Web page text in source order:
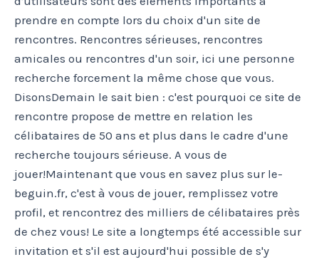
prendre en compte lors du choix d'un site de
rencontres. Rencontres sérieuses, rencontres
amicales ou rencontres d'un soir, ici une personne
recherche forcement la même chose que vous.
DisonsDemain le sait bien : c'est pourquoi ce site de
rencontre propose de mettre en relation les
célibataires de 50 ans et plus dans le cadre d'une
recherche toujours sérieuse. A vous de
jouer!Maintenant que vous en savez plus sur le-
beguin.fr, c'est à vous de jouer, remplissez votre
profil, et rencontrez des milliers de célibataires près
de chez vous! Le site a longtemps été accessible sur
invitation et s'il est aujourd'hui possible de s'y